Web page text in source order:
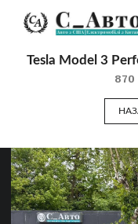
Tesla Model 3